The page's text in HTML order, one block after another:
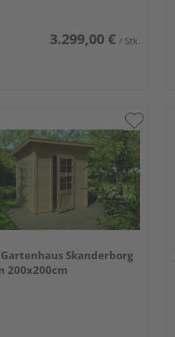
3.299,00 € / Stk.
Gartenhaus Skanderborg
200x200cm